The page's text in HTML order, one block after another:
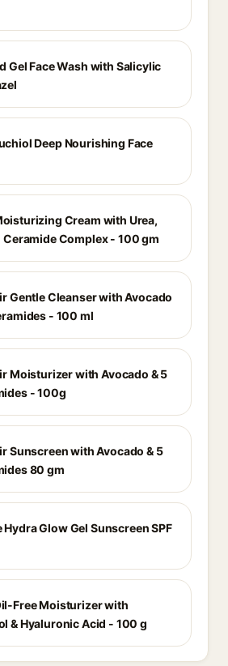
Gel Face Wash with Salicylic
Deep Nourishing Face
Cream with Urea,
Ceramide Complex - 100 gm
Gentle Cleanser with Avocado
- 100 ml
Moisturizer with Avocado & 5
- 100g
Sunscreen with Avocado & 5
80 gm
Hydra Glow Gel Sunscreen SPF
Free Moisturizer with
& Hyaluronic Acid - 100 g